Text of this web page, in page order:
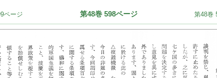
第48巻 598ページ